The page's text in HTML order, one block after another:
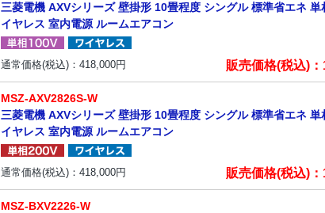
三菱電機 AXVシリーズ 壁掛形 10畳程度 シングル 標準省エネ 単
イヤレス 室内電源 ルームエアコン
通常価格(税込)： 418,000円 販売価格(税込)：
MSZ-AXV2826S-W
三菱電機 AXVシリーズ 壁掛形 10畳程度 シングル 標準省エネ 単
イヤレス 室内電源 ルームエアコン
通常価格(税込)： 418,000円 販売価格(税込)：
MSZ-BXV2226-W